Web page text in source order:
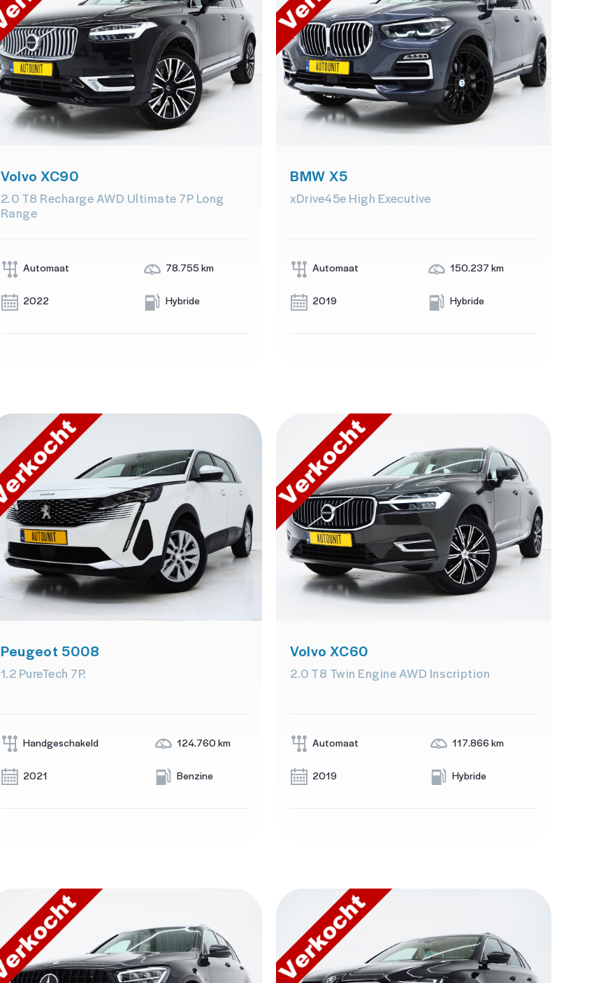
Volvo XC90
2.0 T8 Recharge AWD Ultimate 7P Long
Range
Automaat 78.755 km
2022 Hybride
BMW X5
xDrive45e High Executive
Automaat 150.237 km
2019 Hybride
Peugeot 5008
1.2 PureTech 7P.
Handgeschakeld 124.760 km
2021 Benzine
Volvo XC60
2.0 T8 Twin Engine AWD Inscription
Automaat 117.866 km
2019 Hybride